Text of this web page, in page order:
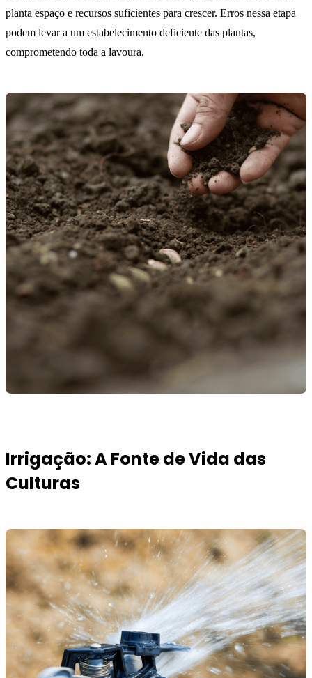
planta espaço e recursos suficientes para crescer. Erros nessa etapa
podem levar a um estabelecimento deficiente das plantas,
comprometendo toda a lavoura.
Irrigação: A Fonte de Vida das
Culturas